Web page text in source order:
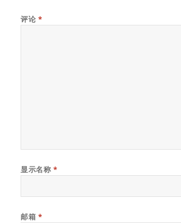
评论 *
显示名称 *
邮箱 *